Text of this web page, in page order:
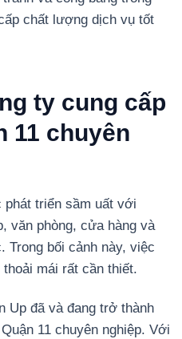
chất lượng dịch vụ tốt
ty cung cấp
11 chuyên
phát triển sầm uất với
văn phòng, cửa hàng và
Trong bối cảnh này, việc
mái rất cần thiết.
Up đã và đang trở thành
11 chuyên nghiệp. Với